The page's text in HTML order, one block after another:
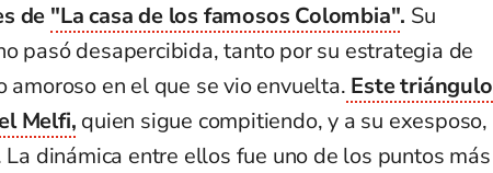
de "La casa de los famosos Colombia". Su
pasó desapercibida, tanto por su estrategia de
en el que se vio envuelta. Este triángulo
Melfi, quien sigue compitiendo, y a su exesposo,
dinámica entre ellos fue uno de los puntos más